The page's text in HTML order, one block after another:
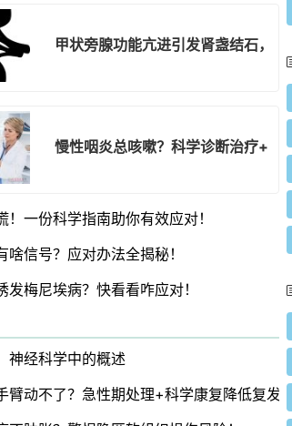
甲状旁腺功能亢进引发肾盏结石，该
慢性咽炎总咳嗽？科学诊断治疗+日
！一份科学指南助你有效应对！
啥信号？应对办法全揭秘！
发梅尼埃病？快看看咋应对！
神经科学中的概述
臂动不了？急性期处理+科学康复降低复发